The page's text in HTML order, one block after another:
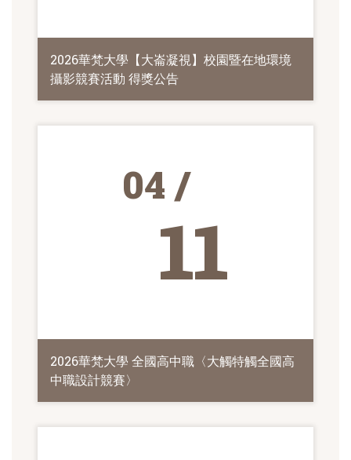
2026華梵大學【大崙凝視】校園暨在地環境
攝影競賽活動 得獎公告
04 /
11
2026華梵大學 全國高中職〈大觸特觸全國高
中職設計競賽〉